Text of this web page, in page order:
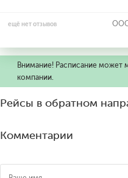
ещё нет отзывов ООО
Внимание! Расписание может
компании.
Рейсы в обратном
Комментарии